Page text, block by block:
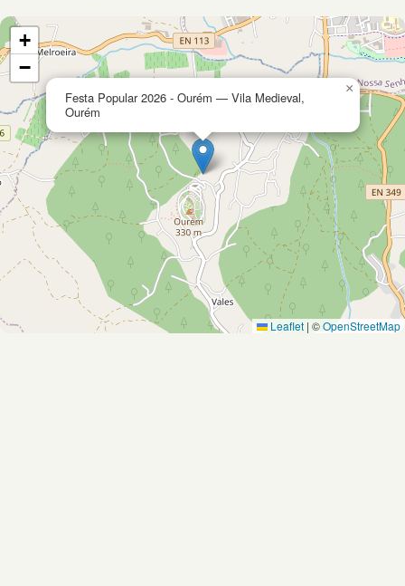
Festa Popular 2026 - Ourém — Vila Medieval,
Ourém
×
+
−
Leaflet | ©OpenStreetMap